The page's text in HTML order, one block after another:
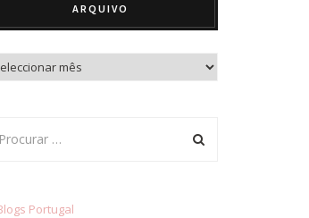
ARQUIVO
Portugal